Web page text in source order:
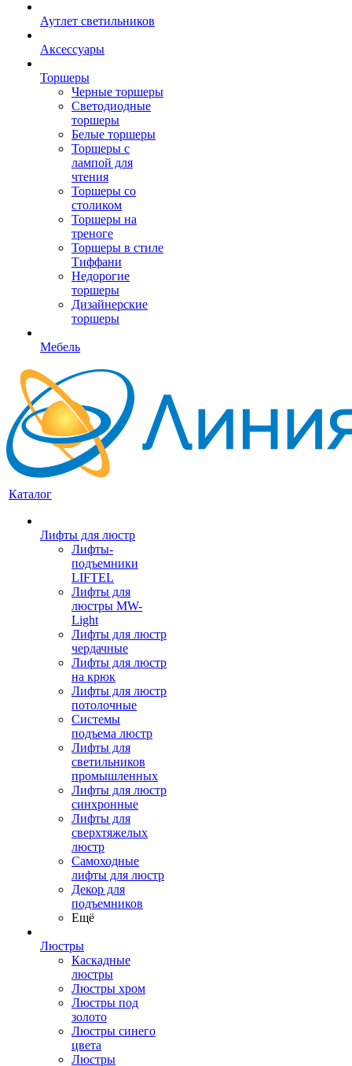
Аутлет светильников
Аксессуары
Торшеры
Черные торшеры
Светодиодные
торшеры
Белые торшеры
Торшеры с
лампой для
чтения
Торшеры со
столиком
Торшеры на
треноге
Торшеры в стиле
Тиффани
Недорогие
торшеры
Дизайнерские
торшеры
Мебель
Каталог
Лифты для люстр
Лифты-
подъемники
LIFTEL
Лифты для
люстры MW-
Light
Лифты для люстр
чердачные
Лифты для люстр
на крюк
Лифты для люстр
потолочные
Системы
подъема люстр
Лифты для
светильников
промышленных
Лифты для люстр
синхронные
Лифты для
сверхтяжелых
люстр
Самоходные
лифты для люстр
Декор для
подъемников
Ещё
Люстры
Каскадные
люстры
Люстры хром
Люстры под
золото
Люстры синего
цвета
Люстры